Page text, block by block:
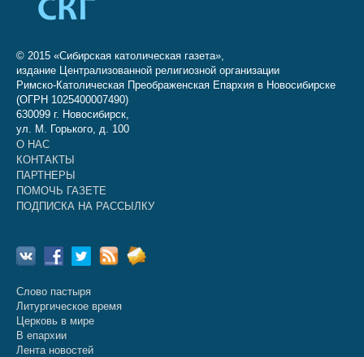
© 2015 «Сибирская католическая газета»,
издание Централизованной религиозной организации
Римско-Католическая Преображенская Епархия в Новосибирске
(ОГРН 1025400007490)
630099 г. Новосибирск,
ул. М. Горького, д. 100
О НАС
КОНТАКТЫ
ПАРТНЕРЫ
ПОМОЧЬ ГАЗЕТЕ
ПОДПИСКА НА РАССЫЛКУ
Слово пастыря
Литургическое время
Церковь в мире
В епархии
Лента новостей